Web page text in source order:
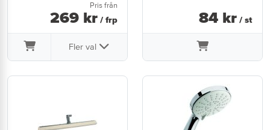
Pris från
269 kr / frp
Fler val
84 kr / st